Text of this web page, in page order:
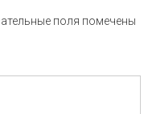
поля помечены